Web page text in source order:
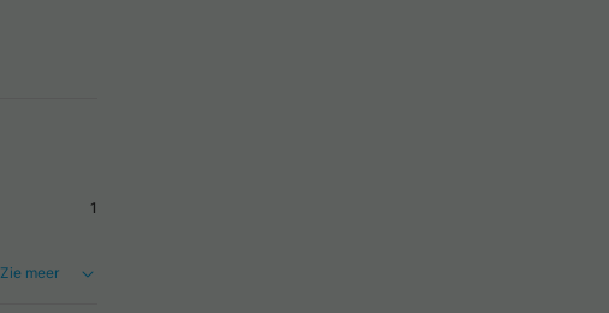
1
Zie meer